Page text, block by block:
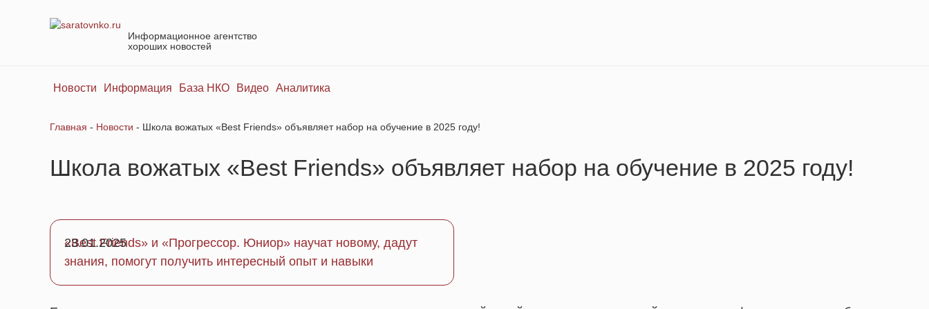
Информационное агентство
хороших новостей
Новости Информация База НКО Видео Аналитика
Главная - Новости - Школа вожатых «Best Friends» объявляет набор на обучение в 2025 году!
Школа вожатых «Best Friends» объявляет набор на обучение в 2025 году!
«Best Friends» и «Прогрессор. Юниор» научат новому, дадут
знания, помогут получить интересный опыт и навыки
23.01.2025